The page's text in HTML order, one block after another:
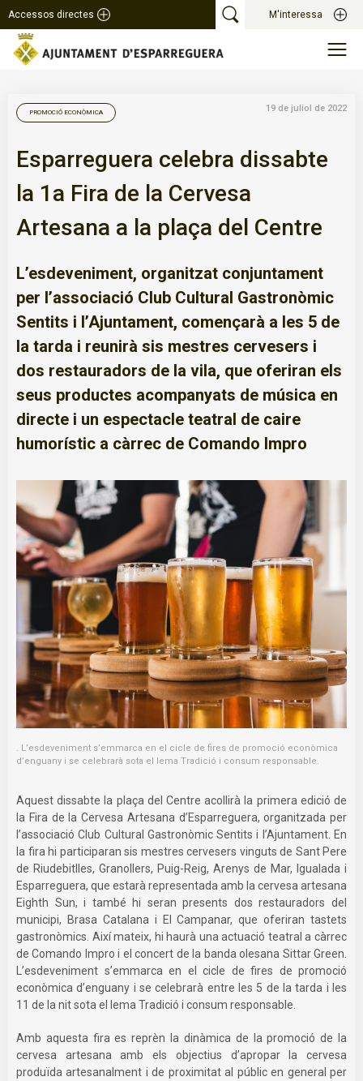
Accessos directes M'interessa
PROMOCIÓ ECONÒMICA 19 de juliol de 2022
Esparreguera celebra dissabte
la 1a Fira de la Cervesa
Artesana a la plaça del Centre
L’esdeveniment, organitzat conjuntament
per l’associació Club Cultural Gastronòmic
Sentits i l’Ajuntament, començarà a les 5 de
la tarda i reunirà sis mestres cervesers i
dos restauradors de la vila, que oferiran els
seus productes acompanyats de música en
directe i un espectacle teatral de caire
humorístic a càrrec de Comando Impro
. L’esdeveniment s’emmarca en el cicle de fires de promoció econòmica
d’enguany i se celebrarà sota el lema Tradició i consum responsable.
Aquest dissabte la plaça del Centre acollirà la primera edició de
la Fira de la Cervesa Artesana d’Esparreguera, organitzada per
l’associació Club Cultural Gastronòmic Sentits i l’Ajuntament. En
la fira hi participaran sis mestres cervesers vinguts de Sant Pere
de Riudebitlles, Granollers, Puig-Reig, Arenys de Mar, Igualada i
Esparreguera, que estarà representada amb la cervesa artesana
Eighth Sun, i també hi seran presents dos restauradors del
municipi, Brasa Catalana i El Campanar, que oferiran tastets
gastronòmics. Així mateix, hi haurà una actuació teatral a càrrec
de Comando Impro i el concert de la banda olesana Sittar Green.
L’esdeveniment s’emmarca en el cicle de fires de promoció
econòmica d’enguany i se celebrarà entre les 5 de la tarda i les
11 de la nit sota el lema Tradició i consum responsable.
Amb aquesta fira es reprèn la dinàmica de la promoció de la
cervesa artesana amb els objectius d’apropar la cervesa
produïda artesanalment i de proximitat al públic en general per